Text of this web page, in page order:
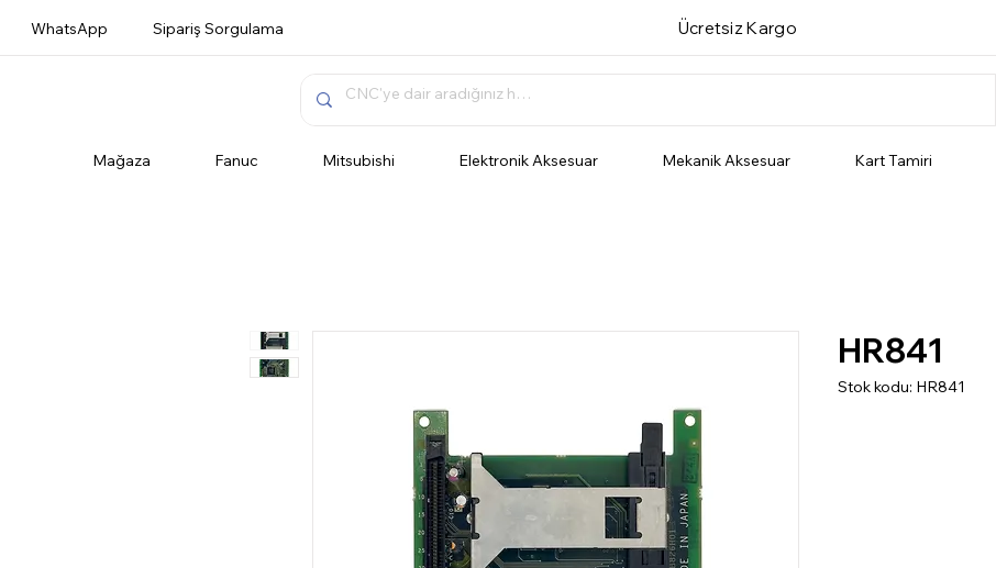
WhatsApp Sipariş Sorgulama Ücretsiz Kargo
Mağaza Fanuc Mitsubishi Elektronik Aksesuar Mekanik Aksesuar Kart Tamiri
HR841
Stok kodu: HR841